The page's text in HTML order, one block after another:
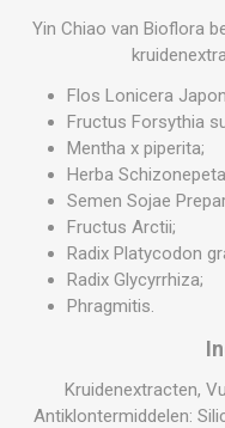
Yin Chiao van Bioflora
Flos Lonicera
Fructus Forsythia
Mentha x piperita;
Herba
Semen Sojae
Fructus Arctii;
Radix Platycodon
Radix Glycyrrhiza;
Phragmitis.
Kruidenextracten,
Antiklontermiddelen: